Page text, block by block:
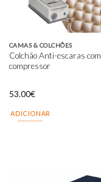
CAMAS & COLCHÕES
Colchão Anti-escaras com
compressor
53.00€
ADICIONAR